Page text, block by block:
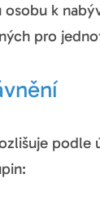
k
pro
podle